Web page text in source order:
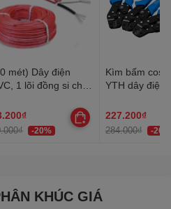
mét) Dây điện
1 lõi đồng si chì,
-20%
Kìm bấm cos
YTH dây điện
227.200₫
284.000₫ -20%
KHÚC GIÁ